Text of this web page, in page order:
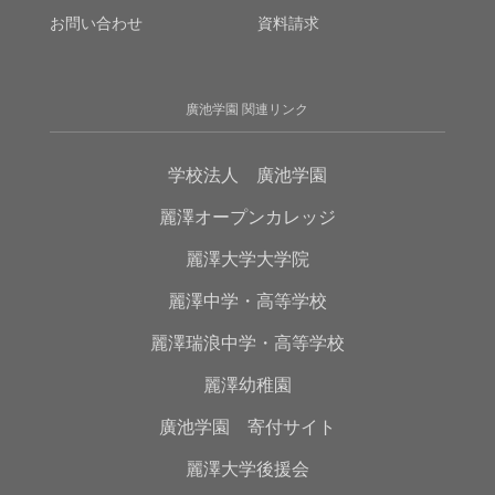
お問い合わせ 資料請求
廣池学園 関連リンク
学校法人 廣池学園
麗澤オープンカレッジ
麗澤大学大学院
麗澤中学・高等学校
麗澤瑞浪中学・高等学校
麗澤幼稚園
廣池学園 寄付サイト
麗澤大学後援会